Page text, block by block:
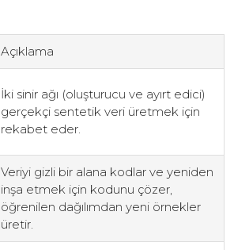
Açıklama
İki sinir ağı (oluşturucu ve ayırt edici)
gerçekçi sentetik veri üretmek için
rekabet eder.
Veriyi gizli bir alana kodlar ve yeniden
inşa etmek için kodunu çözer,
öğrenilen dağılımdan yeni örnekler
üretir.